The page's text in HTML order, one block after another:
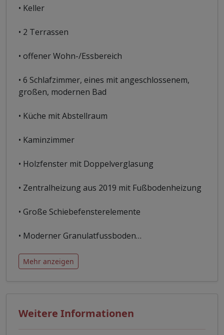
• Keller
• 2 Terrassen
• offener Wohn-/Essbereich
• 6 Schlafzimmer, eines mit angeschlossenem,
großen, modernen Bad
• Küche mit Abstellraum
• Kaminzimmer
• Holzfenster mit Doppelverglasung
• Zentralheizung aus 2019 mit Fußbodenheizung
• Große Schiebefensterelemente
• Moderner Granulatfussboden…
Mehr anzeigen
Weitere Informationen